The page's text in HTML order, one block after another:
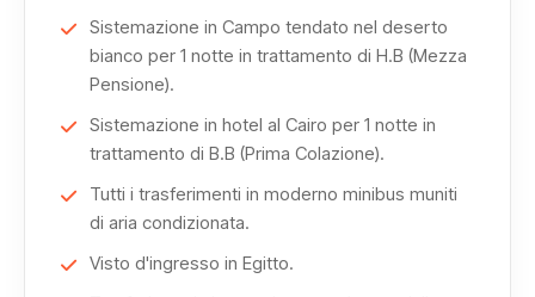
raccoglie importanti reperti e testimonianze della storia
millenaria del Paese.
Saladino e la Moschea di Mohammed Ali, un complesso
città dall’alto.
Dalla capitale si raggiunge l’oasi di Bahariya, un luogo
Sistemazione in Campo tendato nel deserto
bianco per 1 notte in trattamento di H.B (Mezza
Pensione).
Sistemazione in hotel al Cairo per 1 notte in
trattamento di B.B (Prima Colazione).
Tutti i trasferimenti in moderno minibus muniti
di aria condizionata.
Visto d'ingresso in Egitto.